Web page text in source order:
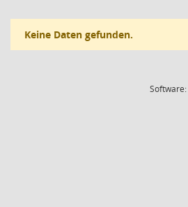
Keine Daten gefunden.
Software: